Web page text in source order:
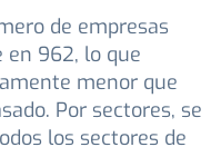
de empresas
en 962, lo que
menor que
Por sectores, se
los sectores de